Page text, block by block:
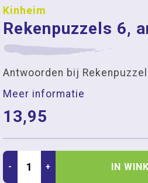
Kinheim
Rekenpuzzels 6,
Antwoorden bij
Meer informatie
13,95
- + IN